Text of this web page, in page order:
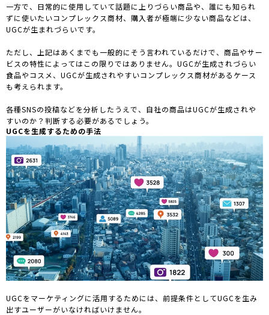
一方で、日常的に使用していて話題に上りづらい商品や、誰にも知られ
ずに使いたいコンプレックス商材、購入者が極端に少ない商品などは、
UGCが生まれづらいです。
ただし、上記はあくまでも一般的にそう言われているだけで、商品やサー
ビスの特性によってはこの限りではありません。UGCが生成されづらい
食品やコスメ、UGCが生成されやすいコンプレックス商材があるケース
も考えられます。
各種SNSの投稿などを分析したうえで、自社の商品はUGCが生成されや
すいのか？判断する必要があるでしょう。
UGCを生成するための手法
UGCをマーケティングに活用するためには、前提条件としてUGCを生み
出すユーザーがいなければいけません。